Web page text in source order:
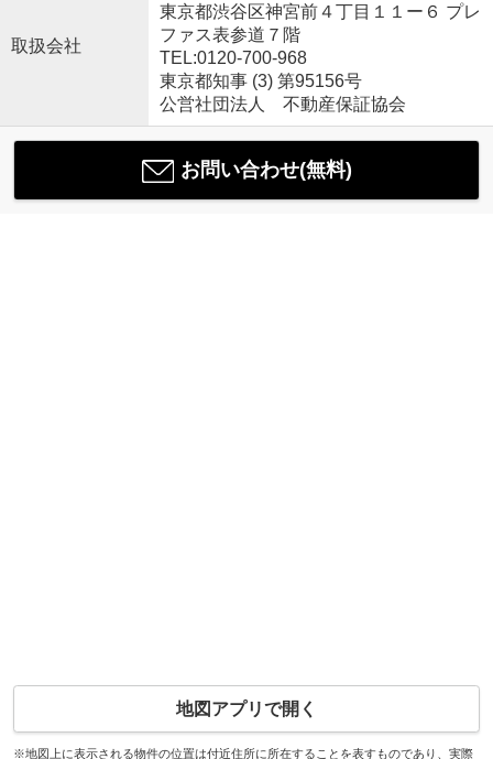
取扱会社
東京都渋谷区神宮前４丁目１１ー６ プレ
ファス表参道７階
TEL:0120-700-968
東京都知事 (3) 第95156号
公営社団法人 不動産保証協会
お問い合わせ(無料)
地図アプリで開く
※地図上に表示される物件の位置は付近住所に所在することを表すものであり、実際